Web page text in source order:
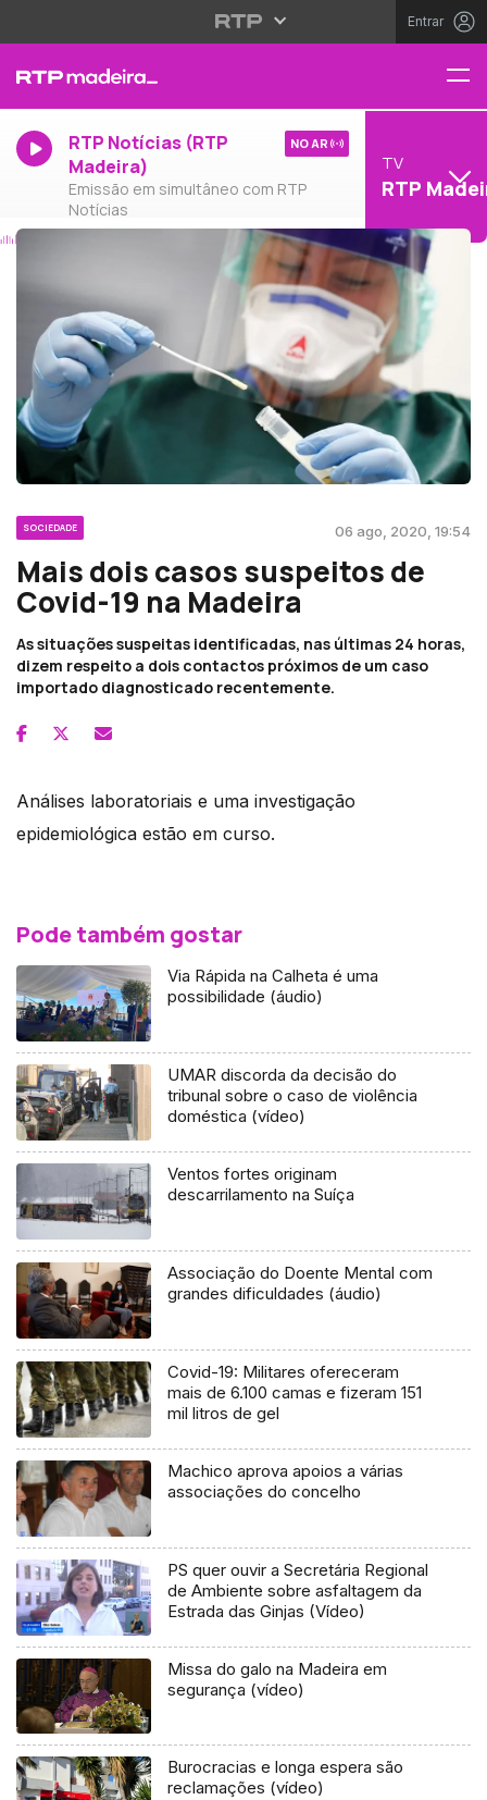
Entrar
RTP Notícias (RTP
Madeira)
Emissão em simultâneo com RTP
Notícias
NO AR
TV
RTP
SOCIEDADE 06 ago, 2020, 19:54
Mais dois casos suspeitos de
Covid-19 na Madeira
As situações suspeitas identificadas, nas últimas 24 horas,
dizem respeito a dois contactos próximos de um caso
importado diagnosticado recentemente.
Análises laboratoriais e uma investigação
epidemiológica estão em curso.
Pode também gostar
Via Rápida na Calheta é uma
possibilidade (áudio)
UMAR discorda da decisão do
tribunal sobre o caso de violência
doméstica (vídeo)
Ventos fortes originam
descarrilamento na Suíça
Associação do Doente Mental com
grandes dificuldades (áudio)
Covid-19: Militares ofereceram
mais de 6.100 camas e fizeram 151
mil litros de gel
Machico aprova apoios a várias
associações do concelho
PS quer ouvir a Secretária Regional
de Ambiente sobre asfaltagem da
Estrada das Ginjas (Vídeo)
Missa do galo na Madeira em
segurança (vídeo)
Burocracias e longa espera são
reclamações (vídeo)